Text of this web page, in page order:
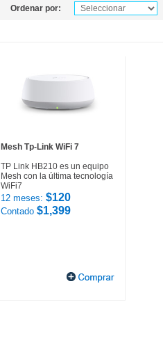
Ordenar por:
Mesh Tp-Link WiFi 7
TP Link HB210 es un equipo
Mesh con la última tecnología
WiFi7
12 meses: $120
Contado $1,399